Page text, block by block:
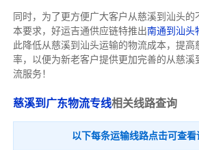
同时，为了更方便广大客户从慈溪到汕头
本要求，好运吉通供应链特推出南通到汕头
此降低从慈溪到汕头运输的物流成本，提高
率，以便为新老客户提供更加完善的从慈溪
流服务！
慈溪到广东物流专线相关线路查询
以下每条运输线路点击可查看